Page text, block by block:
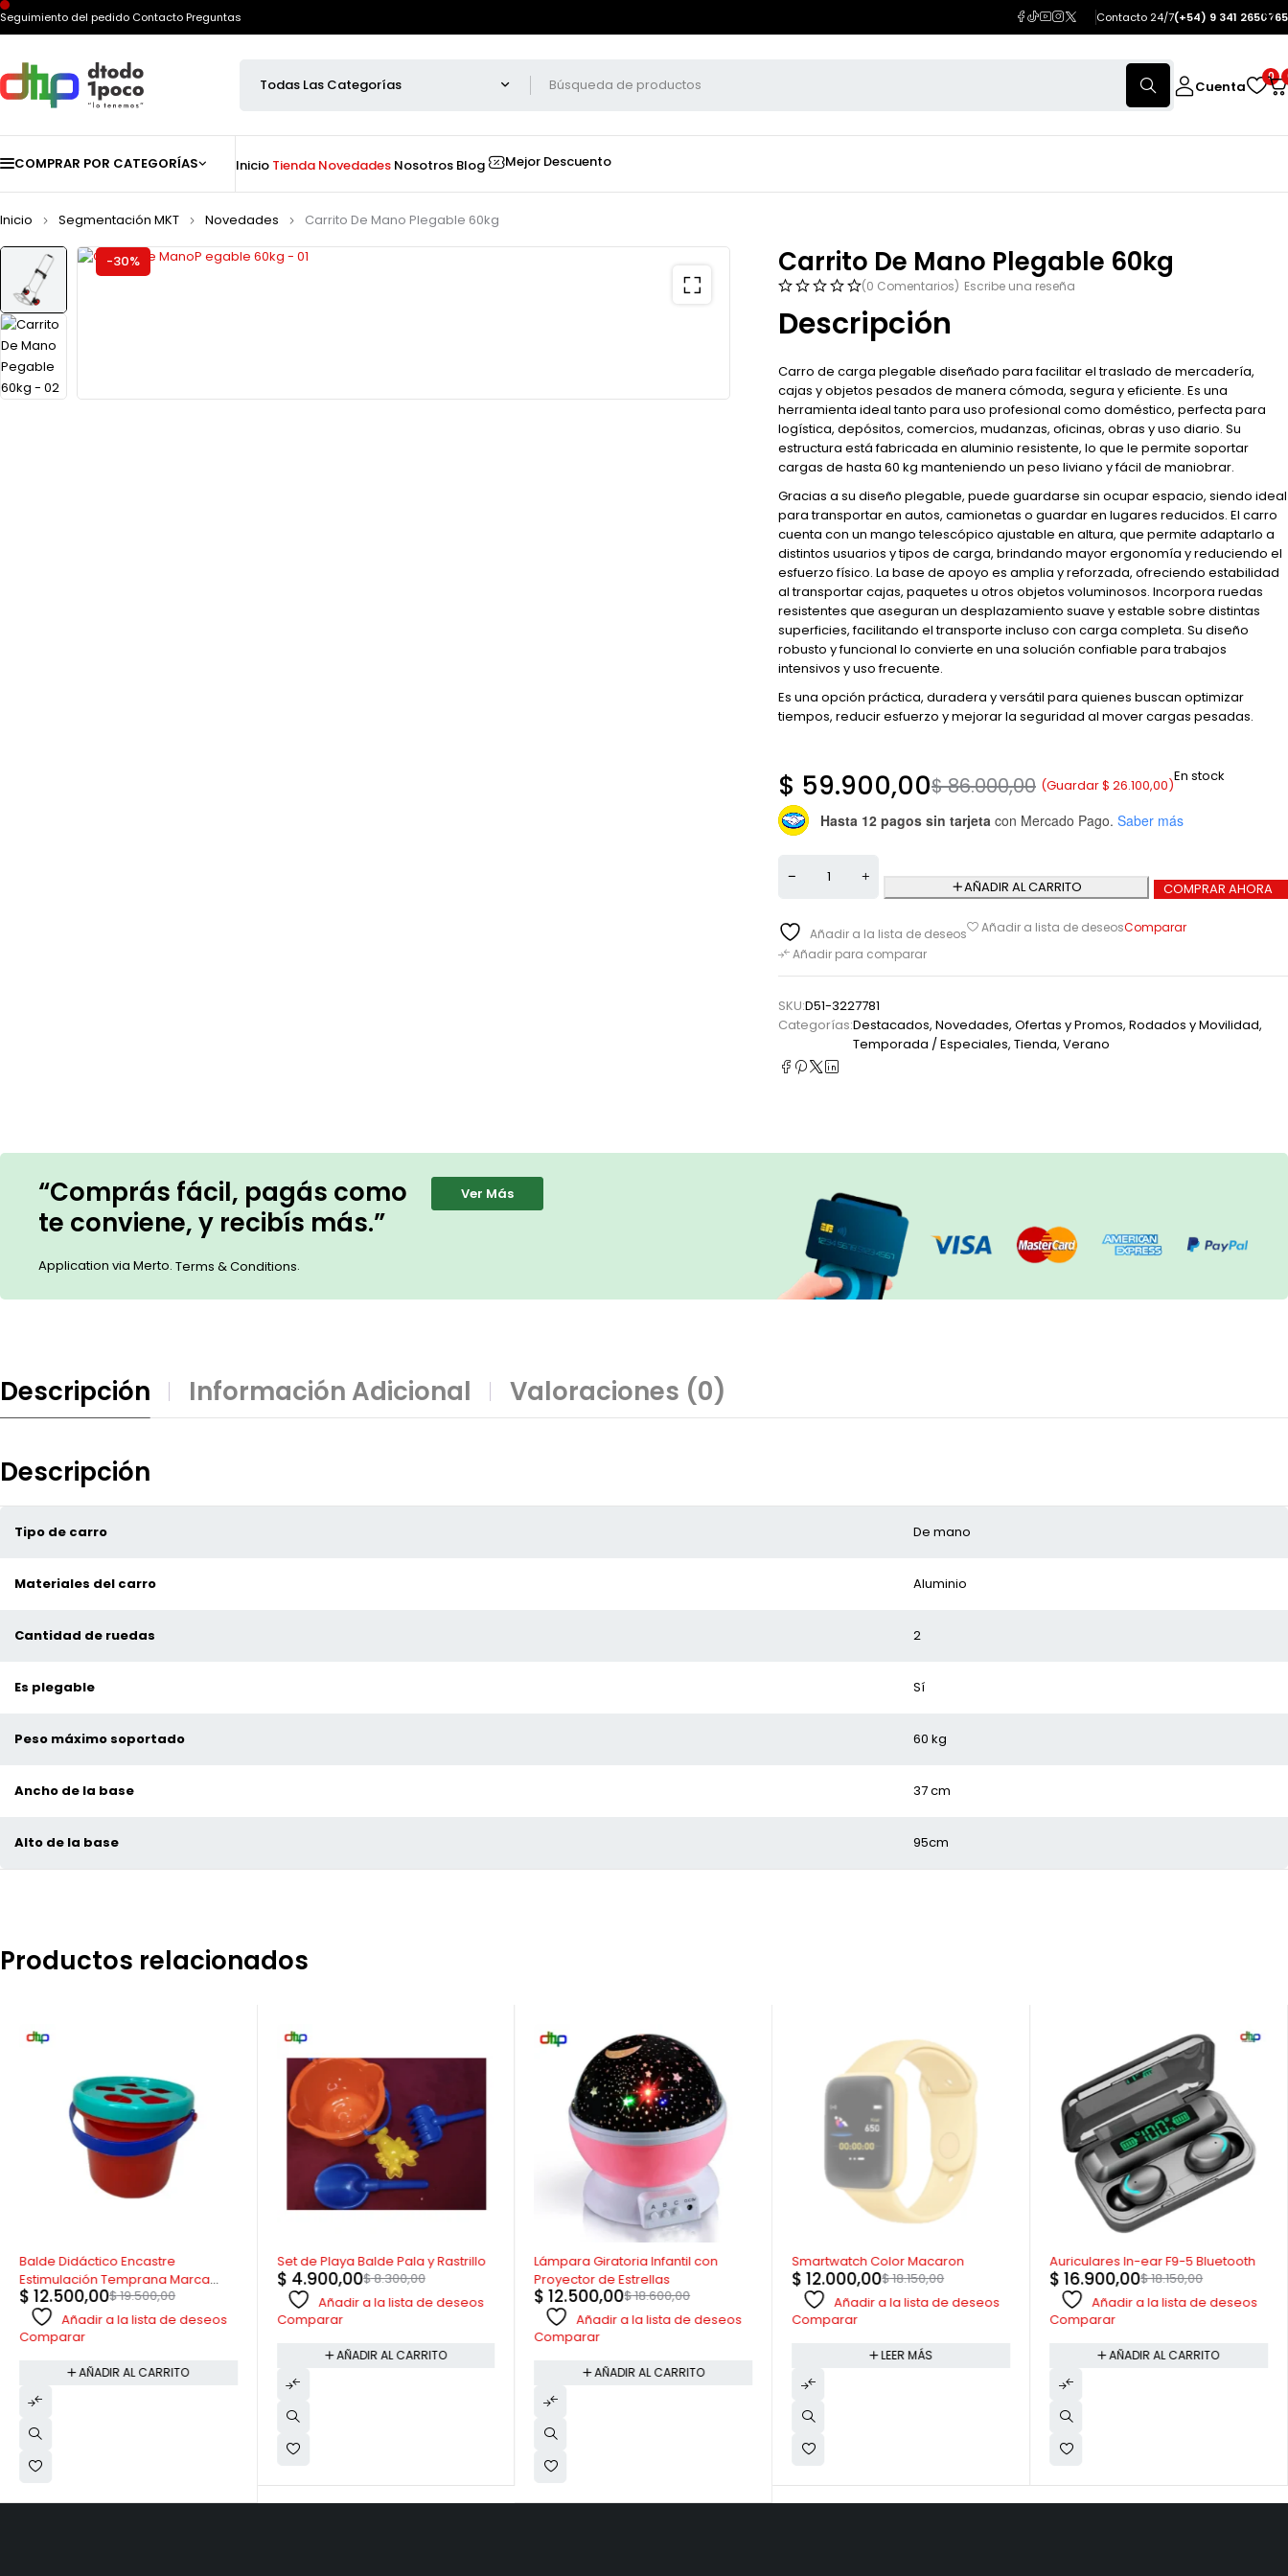
Seguimiento del pedido ContactoPreguntas Contacto 24/7(+54) 9 341 2650765
Cuenta
0
COMPRAR POR CATEGORÍAS Inicio Tienda Novedades Nosotros Blog Mejor Descuento
Inicio Segmentación MKT Novedades Carrito De Mano Plegable 60kg
-30% Carrito De Mano Plegable 60kg
(0 Comentarios) Escribe una reseña
Descripción
Carro de carga plegable diseñado para facilitar el traslado de mercadería,
cajas y objetos pesados de manera cómoda, segura y eficiente. Es una
herramienta ideal tanto para uso profesional como doméstico, perfecta para
logística, depósitos, comercios, mudanzas, oficinas, obras y uso diario. Su
estructura está fabricada en aluminio resistente, lo que le permite soportar
cargas de hasta 60 kg manteniendo un peso liviano y fácil de maniobrar.
Gracias a su diseño plegable, puede guardarse sin ocupar espacio, siendo ideal
para transportar en autos, camionetas o guardar en lugares reducidos. El carro
cuenta con un mango telescópico ajustable en altura, que permite adaptarlo a
distintos usuarios y tipos de carga, brindando mayor ergonomía y reduciendo el
esfuerzo físico. La base de apoyo es amplia y reforzada, ofreciendo estabilidad
al transportar cajas, paquetes u otros objetos voluminosos. Incorpora ruedas
resistentes que aseguran un desplazamiento suave y estable sobre distintas
superficies, facilitando el transporte incluso con carga completa. Su diseño
robusto y funcional lo convierte en una solución confiable para trabajos
intensivos y uso frecuente.
Es una opción práctica, duradera y versátil para quienes buscan optimizar
tiempos, reducir esfuerzo y mejorar la seguridad al mover cargas pesadas.
$86.000,00
$ 59.900,00 (Guardar$ 26.100,00)
En stock
Hasta 12 pagos sin tarjeta con Mercado Pago. Saber más
AÑADIR AL CARRITO COMPRAR AHORA
Añadir a la lista de deseos Añadir a lista de deseosComparar
Añadir para comparar
SKU:D51-3227781
Categorías:Destacados, Novedades, Ofertas y Promos, Rodados y Movilidad,
Temporada / Especiales, Tienda, Verano
“Comprás fácil, pagás como
te conviene, y recibís más.”
Application via Merto. Terms & Conditions.
Ver Más
Descripción Información Adicional Valoraciones (0)
Descripción
Tipo de carro De mano
Materiales del carro Aluminio
Cantidad de ruedas 2
Es plegable Sí
Peso máximo soportado 60 kg
Ancho de la base 37 cm
Alto de la base 95cm
Productos relacionados
-36%
Balde Didáctico Encastre
Estimulación Temprana Marca
Risa
$19.500,00
$ 12.500,00
Añadir a la lista de deseos
Comparar
AÑADIR AL CARRITO
-41%
Set de Playa Balde Pala y Rastrillo
$8.300,00
$ 4.900,00
Añadir a la lista de deseos
Comparar
AÑADIR AL CARRITO
-33%
Lámpara Giratoria Infantil con
Proyector de Estrellas
$18.600,00
$ 12.500,00
Añadir a la lista de deseos
Comparar
AÑADIR AL CARRITO
AGOTADO
Smartwatch Color Macaron
$18.150,00
$ 12.000,00
Añadir a la lista de deseos
Comparar
LEER MÁS
-7%
Auriculares In-ear F9-5 Bluetooth
$18.150,00
$ 16.900,00
Añadir a la lista de deseos
Comparar
AÑADIR AL CARRITO